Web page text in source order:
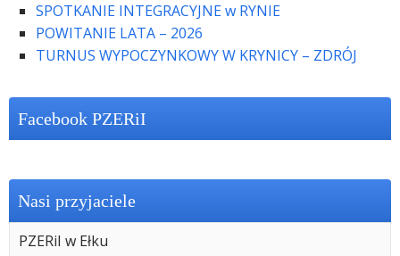
SPOTKANIE INTEGRACYJNE w RYNIE
POWITANIE LATA – 2026
TURNUS WYPOCZYNKOWY W KRYNICY – ZDRÓJ
Facebook PZERiI
Nasi przyjaciele
PZERiI w Ełku